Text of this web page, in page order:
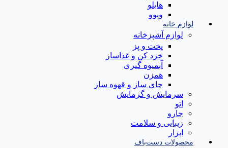
هایلو
ویوو
لوازم خانه
لوازم آشپزخانه
پخت و پز
خرد کن و غذاساز
آبمیوه گیری
همزن
چای ساز و قهوه ساز
سرمایش و گرمایش
اتو
جارو
زیبایی و سلامت
ابزار
محصولات دست‌باف